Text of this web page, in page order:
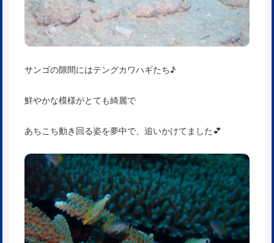
サンゴの隙間にはテングカワハギたち♪
鮮やかな模様がとても綺麗で
あちこち動き回る姿を夢中で、追いかけてました💕